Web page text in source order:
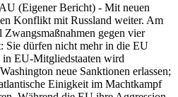
(Eigener Bericht) - Mit neuen
Konflikt mit Russland weiter. Am
Zwangsmaßnahmen gegen vier
Sie dürfen nicht mehr in die EU
in EU-Mitgliedstaaten wird
neue Sanktionen erlassen;
Einigkeit im Machtkampf